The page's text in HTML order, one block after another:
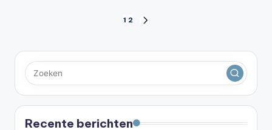
paginering
1 2
Recente berichten